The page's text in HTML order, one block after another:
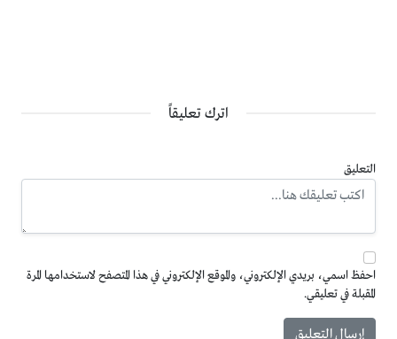
اترك تعليقاً
التعليق
احفظ اسمي، بريدي الإلكتروني، والموقع الإلكتروني في هذا المتصفح لاستخدامها المرة
المقبلة في تعليقي.